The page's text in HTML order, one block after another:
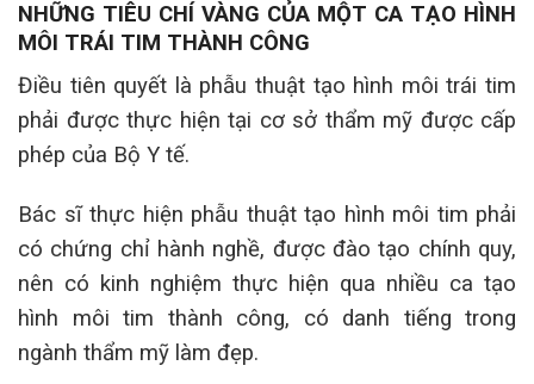
NHỮNG TIÊU CHÍ VÀNG CỦA MỘT CA TẠO HÌNH
MÔI TRÁI TIM THÀNH CÔNG
Điều tiên quyết là phẫu thuật tạo hình môi trái tim
phải được thực hiện tại cơ sở thẩm mỹ được cấp
phép của Bộ Y tế.
Bác sĩ thực hiện phẫu thuật tạo hình môi tim phải
có chứng chỉ hành nghề, được đào tạo chính quy,
nên có kinh nghiệm thực hiện qua nhiều ca tạo
hình môi tim thành công, có danh tiếng trong
ngành thẩm mỹ làm đẹp.